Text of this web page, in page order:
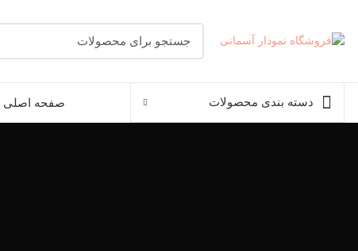
دسته بندی محصولات صفحه اصلی